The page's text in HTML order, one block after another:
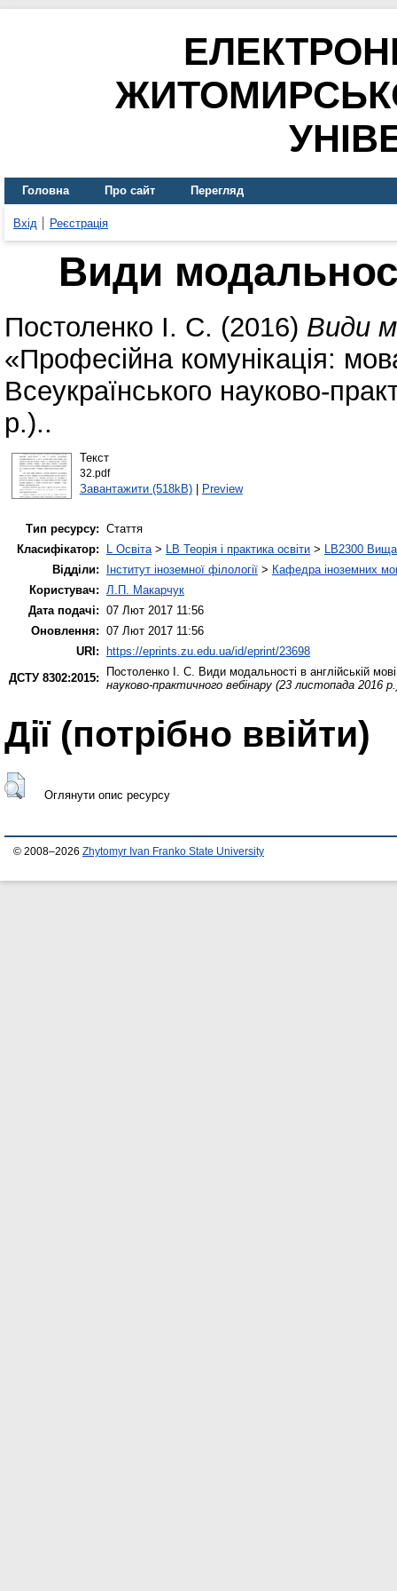
Головна Про сайт Перегляд
Вхід Реєстрація
Види
Постоленко І. С. (2016) Види
«Професійна комунікація:
Всеукраїнського науково-
р.)..
Текст
32.pdf
Завантажити (518kB)| Preview
Тип ресурсу: Стаття
Класифікатор:
L Освіта> LB Теорія і практика освіти > LB2300 Вища
Відділи:
Інститут іноземної філології > Кафедра іноземних
Користувач: Л.П. Макарчук
Дата подачі: 07 Лют 2017 11:56
Оновлення: 07 Лют 2017 11:56
URI:
https://eprints.zu.edu.ua/id/eprint/23698
ДСТУ 8302:2015:
Постоленко І. С. Види модальності в англійській
науково-практичного вебінару (23 листопада 2016
Дії ​​(потрібно ввійти)
Оглянути опис ресурсу
© 2008–2026 Zhytomyr Ivan Franko State University